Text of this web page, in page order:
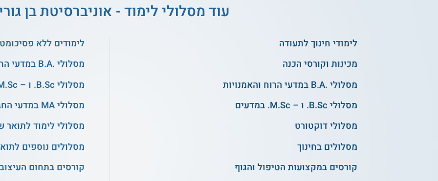
עוד מסלולי לימוד - אוניברסיטת בן
לימודי חינוך לתעודה
מכינות וקורסי הכנה
מסלולי .B.A במדעי הרוח והאמנויות
מסלולי B.Sc. ו – M.Sc. במדעים
מסלולי דוקטורט
מסלולים בחינוך
קורסים במקצועות הטיפול והגוף
לימודים ללא
מסלולי .B.A במדעי החברה
מסלולי B.Sc. ו – M.Sc. בהנדסה
מסלולי MA במדעי החברה
מסלולי לימוד לתואר
מסלולים נוספים
קורסים בתחום